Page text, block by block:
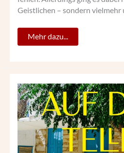
Geistlichen – sondern vielmehr
Mehr dazu...
SONNE
UND
MEER